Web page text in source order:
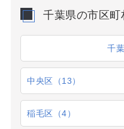
千葉県の市区町
千
中央区（13）
稲毛区（4）